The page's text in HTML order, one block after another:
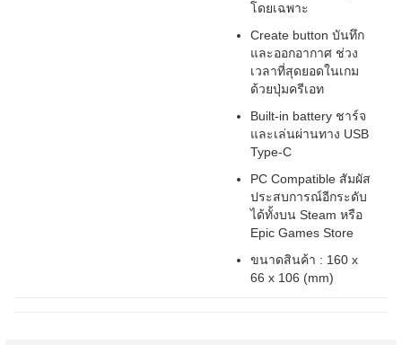
โดยเฉพาะ
Create button บันทึก
และออกอากาศ ช่วง
เวลาที่สุดยอดในเกม
ด้วยปุ่มครีเอท
Built-in battery ชาร์จ
และเล่นผ่านทาง USB
Type-C
PC Compatible สัมผัส
ประสบการณ์อีกระดับ
ได้ทั้งบน Steam หรือ
Epic Games Store
ขนาดสินค้า : 160 x
66 x 106 (mm)